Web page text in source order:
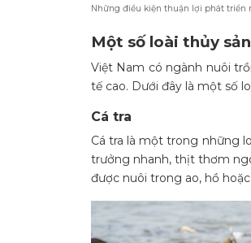
Những điều kiện thuận lợi phát
Một số loài thủy
Việt Nam có ngành nuôi
tế cao. Dưới đây là một số
Cá tra
Cá tra là một trong những
trưởng nhanh, thịt thơm
được nuôi trong ao, hồ